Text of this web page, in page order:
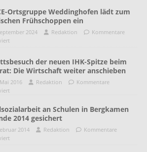
Ortsgruppe Weddinghofen lädt zum
Frühschoppen ein
2024 Redaktion
Kommentare
der neuen IHK-Spitze beim
Die Wirtschaft weiter anschieben
2016 Redaktion
Kommentare
an Schulen in Bergkamen
2014 gesichert
2014 Redaktion
Kommentare